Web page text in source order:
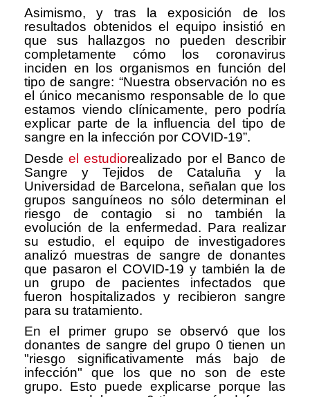
Asimismo, y tras la exposición de los
resultados obtenidos el equipo insistió en
que sus hallazgos no pueden describir
completamente cómo los coronavirus
inciden en los organismos en función del
tipo de sangre: “Nuestra observación no es
el único mecanismo responsable de lo que
estamos viendo clínicamente, pero podría
explicar parte de la influencia del tipo de
sangre en la infección por COVID-19”.
Desdeel estudiorealizado por el Banco de
Sangre y Tejidos de Cataluña y la
Universidad de Barcelona, señalan que los
grupos sanguíneos no sólo determinan el
riesgo de contagio si no también la
evolución de la enfermedad. Para realizar
su estudio, el equipo de investigadores
analizó muestras de sangre de donantes
que pasaron el COVID-19 y también la de
un grupo de pacientes infectados que
fueron hospitalizados y recibieron sangre
para su tratamiento.
En el primer grupo se observó que los
donantes de sangre del grupo 0 tienen un
"riesgo significativamente más bajo de
infección" que los que no son de este
grupo. Esto puede explicarse porque las